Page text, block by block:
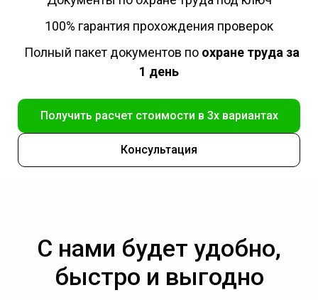
100% гарантия прохождения проверок
Полный пакет документов по охране труда за
1 день
Получить расчет стоимости в 3х вариантах
Консультация
С нами будет удобно,
быстро и выгодно